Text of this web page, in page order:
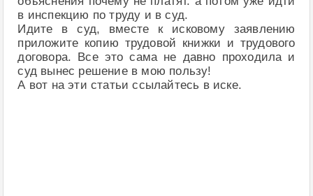
в инспекцию по труду и в суд.
Идите в суд, вместе к исковому заявлению
приложите копию трудовой книжки и трудового
договора. Все это сама не давно проходила и
суд вынес решение в мою пользу!
А вот на эти статьи ссылайтесь в иске.